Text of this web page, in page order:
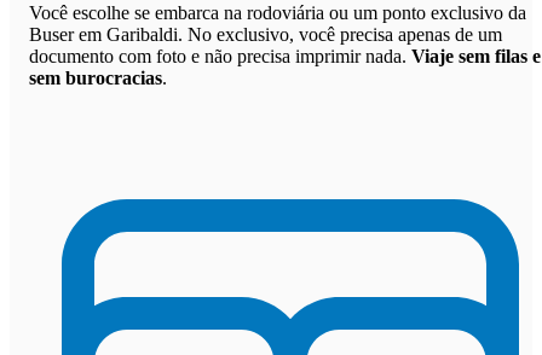
Você escolhe se embarca na rodoviária ou um ponto exclusivo da
Buser em Garibaldi. No exclusivo, você precisa apenas de um
documento com foto e não precisa imprimir nada. Viaje sem filas e
sem burocracias.